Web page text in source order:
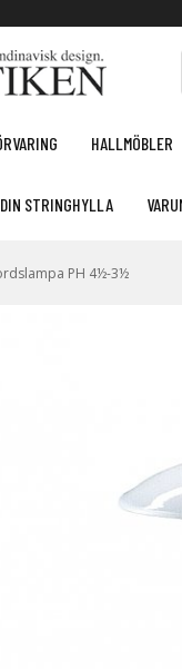
HALLMÖBLER
STRINGHYLLA
PH 4½-3½